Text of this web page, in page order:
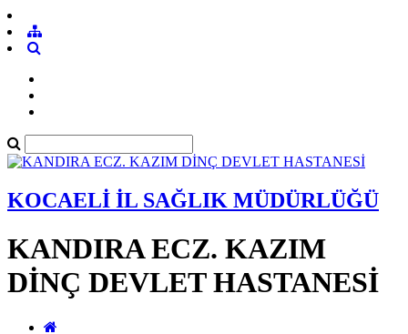
KOCAELİ İL SAĞLIK MÜDÜRLÜĞÜ
KANDIRA ECZ. KAZIM
DİNÇ DEVLET HASTANESİ